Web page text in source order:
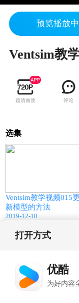
预览播放
超清画质 评论
选集
Ventsim教学视频015更
新模型的方法
2019-12-10
打开方式
优酷
为好内容